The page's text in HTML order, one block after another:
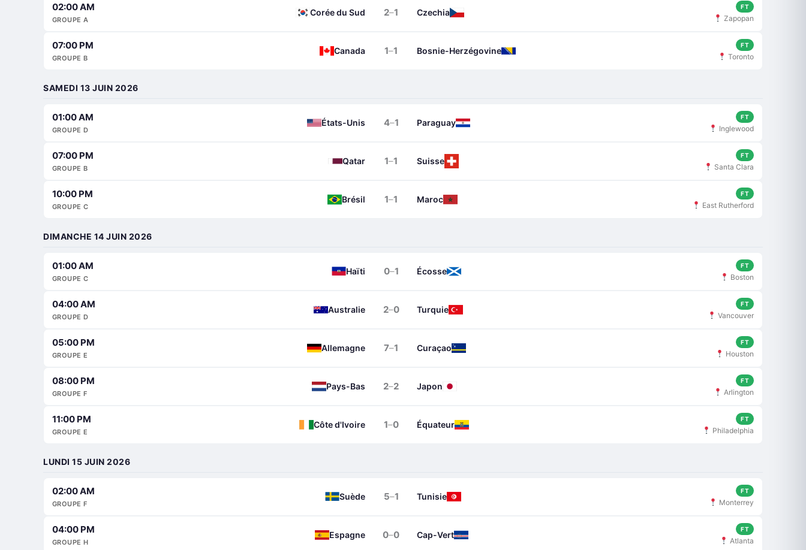
02:00 AM
GROUPE A
Corée du Sud 2–1 Czechia
FT
Zapopan
07:00 PM
GROUPE B
Canada 1–1 Bosnie-Herzégovine
FT
Toronto
SAMEDI 13 JUIN 2026
01:00 AM
GROUPE D
États-Unis 4–1 Paraguay
FT
Inglewood
07:00 PM
GROUPE B
Qatar 1–1 Suisse
FT
Santa Clara
10:00 PM
GROUPE C
Brésil 1–1 Maroc
FT
East Rutherford
DIMANCHE 14 JUIN 2026
01:00 AM
GROUPE C
Haïti 0–1 Écosse
FT
Boston
04:00 AM
GROUPE D
Australie 2–0 Turquie
FT
Vancouver
05:00 PM
GROUPE E
Allemagne 7–1 Curaçao
FT
Houston
08:00 PM
GROUPE F
Pays-Bas 2–2 Japon
FT
Arlington
11:00 PM
GROUPE E
Côte d'Ivoire 1–0 Équateur
FT
Philadelphia
LUNDI 15 JUIN 2026
02:00 AM
GROUPE F
Suède 5–1 Tunisie
FT
Monterrey
04:00 PM
GROUPE H
Espagne 0–0 Cap-Vert
FT
Atlanta